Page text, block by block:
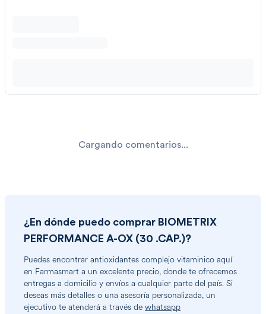
Cargando comentarios...
¿En dónde puedo comprar BIOMETRIX
PERFORMANCE A-OX (30 .CAP.)?
Puedes encontrar antioxidantes complejo vitaminico aquí
en Farmasmart a un excelente precio, donde te ofrecemos
entregas a domicilio y envíos a cualquier parte del país. Si
deseas más detalles o una asesoría personalizada, un
ejecutivo te atenderá a través de whatsapp